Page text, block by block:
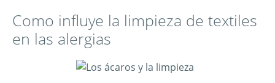
Como influye la limpieza de textiles
en las alergias